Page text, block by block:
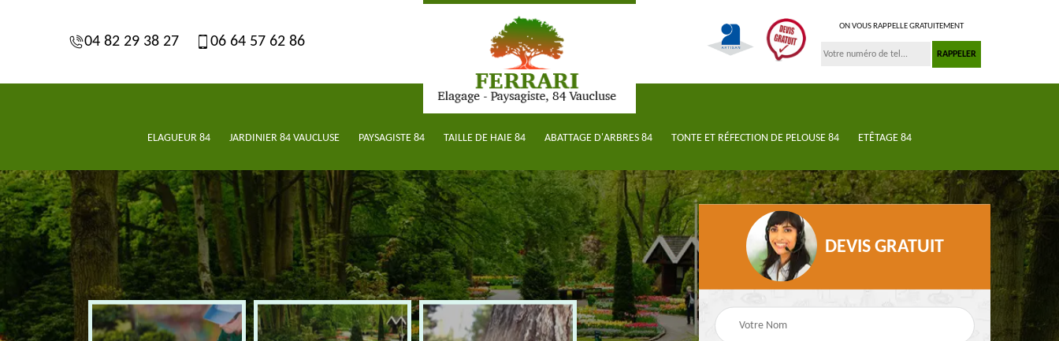
04 82 29 38 27 06 64 57 62 86
ON VOUS RAPPELLE GRATUITEMENT
ELAGUEUR 84 JARDINIER 84 VAUCLUSE PAYSAGISTE 84 TAILLE DE HAIE 84 ABATTAGE D'ARBRES 84 TONTE ET RÉFECTION DE PELOUSE 84 ETÊTAGE 84
DEVIS GRATUIT